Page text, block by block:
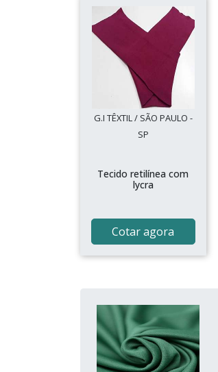
G.I TÊXTIL / SÃO PAULO -
SP
Tecido retilínea com
lycra
Cotar agora